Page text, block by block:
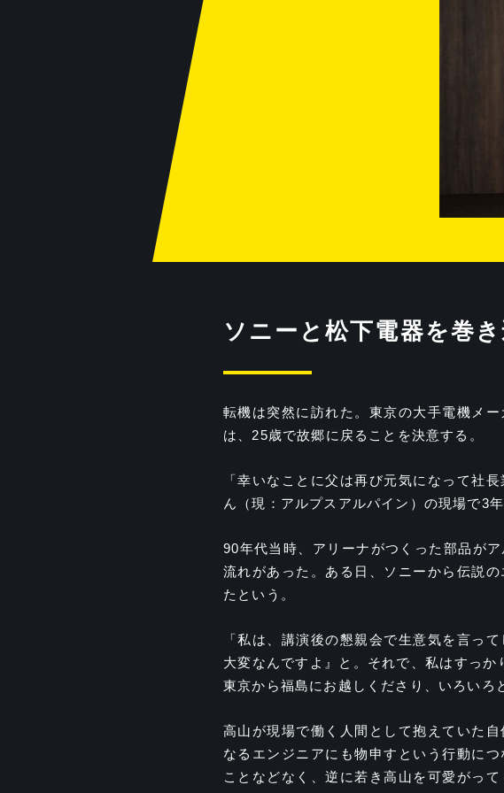
ソニーと松下電器を巻
転機は突然に訪れた。東京の大手電機メ
は、25歳で故郷に戻ることを決意する。
「幸いなことに父は再び元気になって社
ん（現：アルプスアルパイン）の現場で3
90年代当時、アリーナがつくった部品が
流れがあった。ある日、ソニーから伝説
たという。
「私は、講演後の懇親会で生意気を言っ
大変なんですよ』と。それで、私はすっ
東京から福島にお越しくださり、いろいろ
高山が現場で働く人間として抱えていた
なるエンジニアにも物申すという行動に
ことなどなく、逆に若き高山を可愛がっ